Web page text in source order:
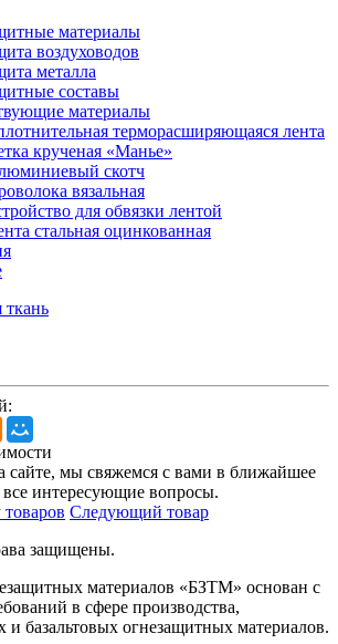
материалы
воздуховодов
металлa
составы
материалы
терморасширяющаяся лента
крученая «Манье»
скотч
вязальная
для обвязки лентой
стальная оцинкованная
сайте, мы свяжемся с вами в ближайшее
интересующие вопросы.
Следующий товар
защищены.
материалов «БЗТМ» основан с
в сфере производства,
и базальтовых огнезащитных материалов.